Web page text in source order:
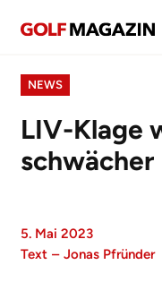
NEWS
LIV-Klage
schwächer
5. Mai 2023
Text – Jonas Pfründer